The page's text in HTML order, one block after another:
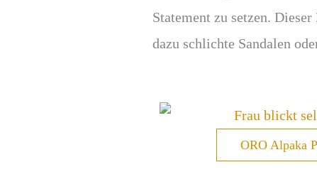
Statement zu setzen.
dazu schlichte Sandalen
ORO Alpaka